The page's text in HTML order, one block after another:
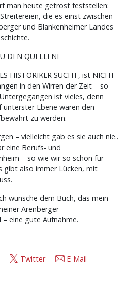
man heute getrost feststellen:
die es einst zwischen
und Blankenheimer Landes
DEN QUELLENE
HISTORIKER SUCHT, ist NICHT
in den Wirren der Zeit – so
ist vieles, denn
Ebene waren den
zu werden.
– vielleicht gab es sie auch nie..
eine Berufs- und
– so wie wir so schön für
gibt also immer Lücken, mit
wünsche dem Buch, das mein
Arenberger
eine gute Aufnahme.
Twitter E-Mail